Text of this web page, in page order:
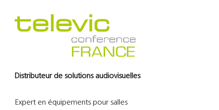
Distributeur de solutions audiovisuelles
Expert en équipements pour salles